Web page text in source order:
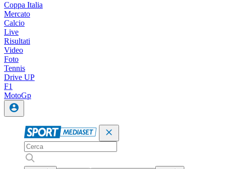
Coppa Italia
Mercato
Calcio
Live
Risultati
Video
Foto
Tennis
Drive UP
F1
MotoGp